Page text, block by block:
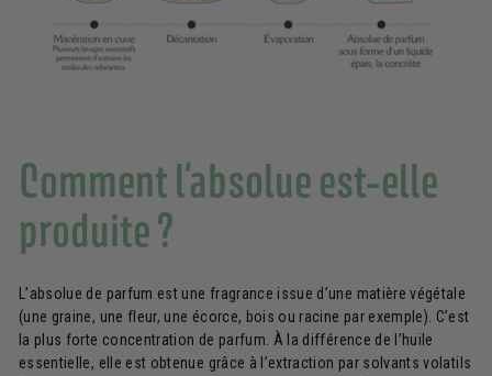
Comment l’absolue est-elle
produite ?
L’absolue de parfum est une fragrance issue d’une matière végétale
(une graine, une fleur, une écorce, bois ou racine par exemple). C’est
la plus forte concentration de parfum. À la différence de l’huile
essentielle, elle est obtenue grâce à l’extraction par solvants volatils